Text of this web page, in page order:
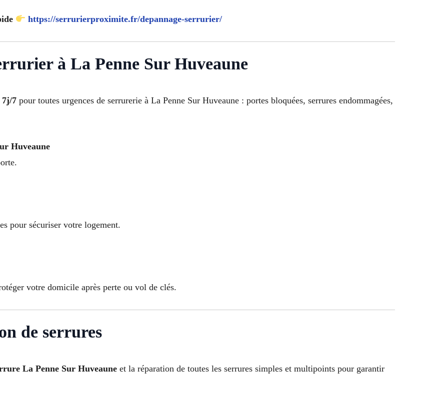
https://serrurierproximite.fr/depannage-serrurier/
à La Penne Sur Huveaune
7j/7 pour toutes urgences de serrurerie à La Penne Sur Huveaune : portes bloquées, serrures endommagées,
Huveaune
pour sécuriser votre logement.
votre domicile après perte ou vol de clés.
de serrures
La Penne Sur Huveaune et la réparation de toutes les serrures simples et multipoints pour garantir